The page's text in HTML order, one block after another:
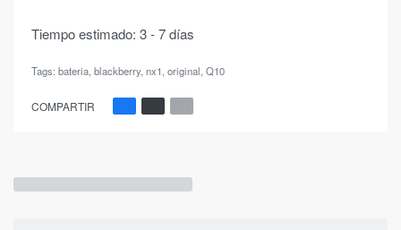
Tiempo estimado: 3 - 7 días
Tags: bateria, blackberry, nx1, original, Q10
COMPARTIR